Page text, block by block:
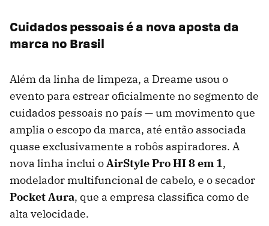
Cuidados pessoais é a nova aposta da
marca no Brasil
Além da linha de limpeza, a Dreame usou o
evento para estrear oficialmente no segmento de
cuidados pessoais no país — um movimento que
amplia o escopo da marca, até então associada
quase exclusivamente a robôs aspiradores. A
nova linha inclui oAirStyle Pro HI 8 em 1,
modelador multifuncional de cabelo, e o secador
Pocket Aura, que a empresa classifica como de
alta velocidade.